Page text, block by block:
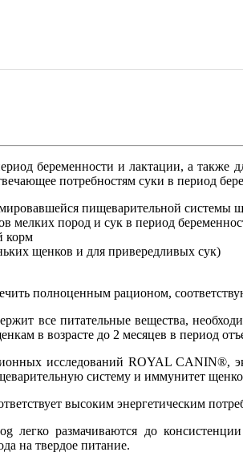
беременности и лактации, а
потребностям суки в период
пищеварительной системы
мелких пород и сук в период
корм
щенков и для привередливых сук)
полноценным рационом,
все питательные вещества,
в возрасте до 2 месяцев в период
исследований ROYAL
систему и иммунитет
высоким энергетическим
размачиваются до
на твердое питание.